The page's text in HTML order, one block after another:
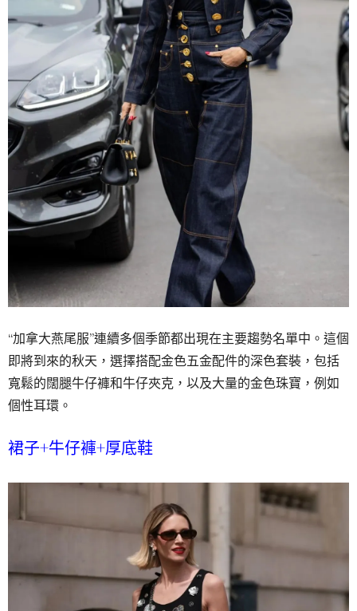
“加拿大燕尾服”連續多個季節都出現在主要趨勢名單中。這個
即將到來的秋天，選擇搭配金色五金配件的深色套裝，包括
寬鬆的闊腿牛仔褲和牛仔夾克，以及大量的金色珠寶，例如
個性耳環。
裙子+牛仔褲+厚底鞋